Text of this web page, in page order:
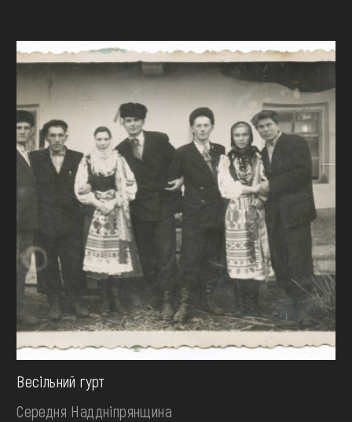
Весільний гурт
Середня Наддніпрянщина